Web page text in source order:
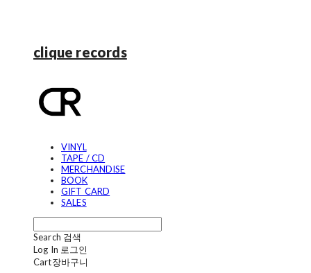
clique records
VINYL
TAPE / CD
MERCHANDISE
BOOK
GIFT CARD
SALES
Search 검색
Log In 로그인
Cart장바구니